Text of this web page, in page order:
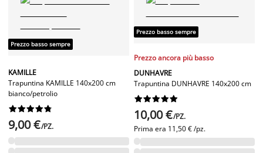
Prezzo basso sempre
KAMILLE
Trapuntina KAMILLE 140x200 cm
bianco/petrolio






9,00 €/PZ.
Prezzo basso sempre
Prezzo ancora più basso
DUNHAVRE
Trapuntina DUNHAVRE 140x200 cm






10,00 €/PZ.
Prima era 11,50 € /pz.